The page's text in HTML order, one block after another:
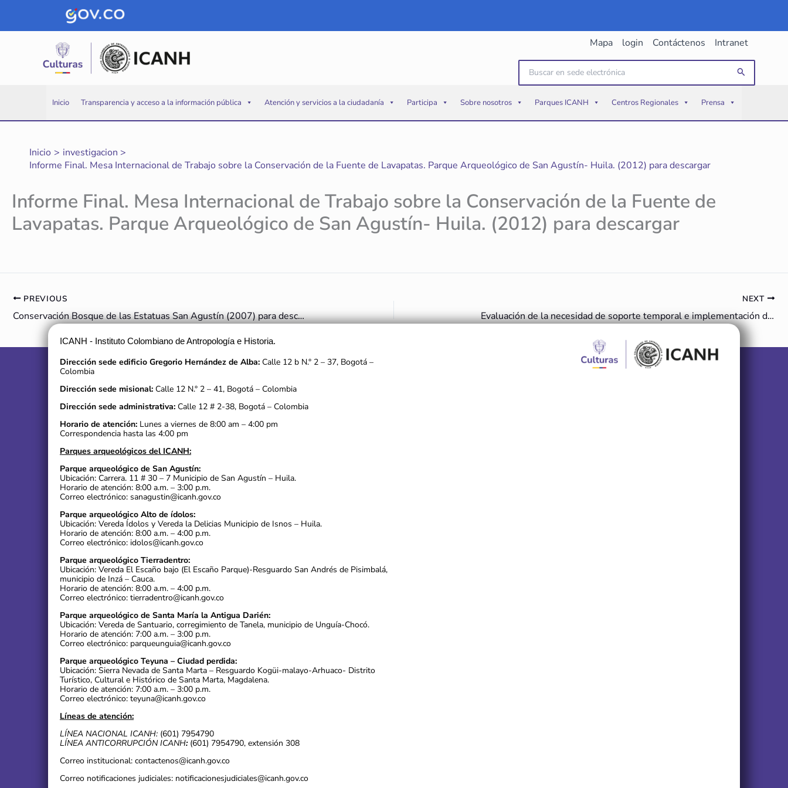
Mapa login Contáctenos Intranet
por:
Buscar
Inicio Transparencia y acceso a la información pública Atención y servicios a la ciudadanía Participa Sobre nosotros Parques ICANH Centros Regionales Prensa
Inicio
investigacion
Informe Final. Mesa Internacional de Trabajo sobre la Conservación de la Fuente de Lavapatas. Parque Arqueológico de San Agustín- Huila. (2012) para descargar
Informe Final. Mesa Internacional de Trabajo sobre la Conservación de la Fuente de
Lavapatas. Parque Arqueológico de San Agustín- Huila. (2012) para descargar
PREVIOUS
Conservación Bosque de las Estatuas San Agustín (2007) para descargar
NEXT
Evaluación de la necesidad de soporte temporal e implementación de dispositivos de apuntalamiento para los hipogeos S8, 812, SA1 y SA12. Juan Carlos Rivera Torres (2012).
ICANH - Instituto Colombiano de Antropología e Historia.
Dirección sede edificio Gregorio Hernández de Alba: Calle 12 b N.° 2 – 37, Bogotá –
Colombia
Dirección sede misional: Calle 12 N.° 2 – 41, Bogotá – Colombia
Dirección sede administrativa: Calle 12 # 2-38, Bogotá – Colombia
Horario de atención: Lunes a viernes de 8:00 am – 4:00 pm
Correspondencia hasta las 4:00 pm
Parques arqueológicos del ICANH:
Parque arqueológico de San Agustín:
Ubicación: Carrera. 11 # 30 – 7 Municipio de San Agustín – Huila.
Horario de atención: 8:00 a.m. – 3:00 p.m.
Correo electrónico: sanagustin@icanh.gov.co
Parque arqueológico Alto de ídolos:
Ubicación: Vereda Ídolos y Vereda la Delicias Municipio de Isnos – Huila.
Horario de atención: 8:00 a.m. – 4:00 p.m.
Correo electrónico: idolos@icanh.gov.co
Parque arqueológico Tierradentro:
Ubicación: Vereda El Escaño bajo (El Escaño Parque)-Resguardo San Andrés de Pisimbalá,
municipio de Inzá – Cauca.
Horario de atención: 8:00 a.m. – 4:00 p.m.
Correo electrónico: tierradentro@icanh.gov.co
Parque arqueológico de Santa María la Antigua Darién:
Ubicación: Vereda de Santuario, corregimiento de Tanela, municipio de Unguía-Chocó.
Horario de atención: 7:00 a.m. – 3:00 p.m.
Correo electrónico: parqueunguia@icanh.gov.co
Parque arqueológico Teyuna – Ciudad perdida:
Ubicación: Sierra Nevada de Santa Marta – Resguardo Kogüi-malayo-Arhuaco- Distrito
Turístico, Cultural e Histórico de Santa Marta, Magdalena.
Horario de atención: 7:00 a.m. – 3:00 p.m.
Correo electrónico: teyuna@icanh.gov.co
Líneas de atención:
LÍNEA NACIONAL ICANH: (601) 7954790
LÍNEA ANTICORRUPCIÓN ICANH: (601) 7954790, extensión 308
Correo institucional: contactenos@icanh.gov.co
Correo notificaciones judiciales: notificacionesjudiciales@icanh.gov.co